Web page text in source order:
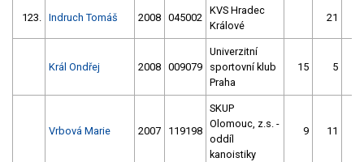
123. Indruch Tomáš 2008 045002
KVS Hradec
Králové
21
Král Ondřej 2008 009079
Univerzitní
sportovní klub
Praha
15 5
Vrbová Marie 2007 119198
SKUP
Olomouc, z.s. -
oddíl
kanoistiky
9 11